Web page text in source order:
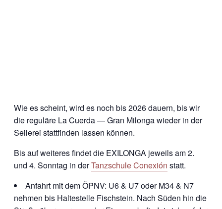
Wie es scheint, wird es noch bis 2026 dauern, bis wir
die reguläre La Cuerda — Gran Milonga wieder in der
Seilerei stattfinden lassen können.
Bis auf weiteres findet die EXILONGA jeweils am 2.
und 4. Sonntag in derTanzschule Conexión statt.
Anfahrt mit dem ÖPNV: U6 & U7 oder M34 & N7
nehmen bis Haltestelle Fischstein. Nach Süden hin die